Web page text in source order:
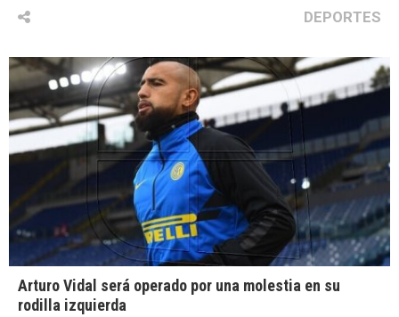
DEPORTES
Arturo Vidal será operado por una molestia en su
rodilla izquierda